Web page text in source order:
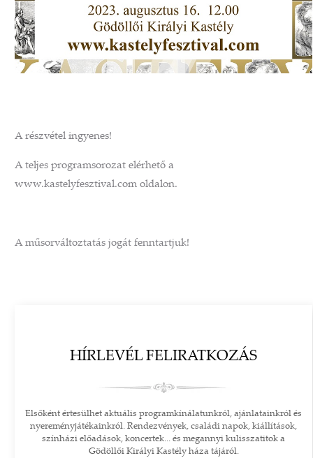
A részvétel ingyenes!
A teljes programsorozat elérhető a
www.kastelyfesztival.com oldalon.
A műsorváltoztatás jogát fenntartjuk!
HÍRLEVÉL FELIRATKOZÁS
Elsőként értesülhet aktuális programkínálatunkról, ajánlatainkról és
nyereményjátékainkról. Rendezvények, családi napok, kiállítások,
színházi előadások, koncertek... és megannyi kulisszatitok a
Gödöllői Királyi Kastély háza tájáról.